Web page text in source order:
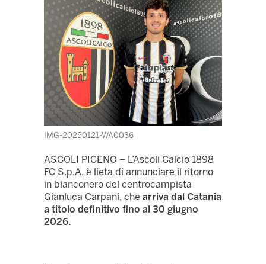
IMG-20250121-WA0036
ASCOLI PICENO – L’Ascoli Calcio 1898
FC S.p.A. è lieta di annunciare il ritorno
in bianconero del centrocampista
Gianluca Carpani, che arriva dal Catania
a titolo definitivo fino al 30 giugno
2026.